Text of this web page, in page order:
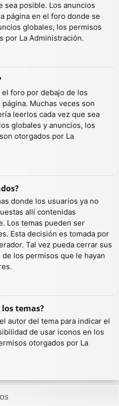
sea posible. Los anuncios
página en el foro donde se
globales, los permisos
por La Administración.
foro por debajo de los
Muchas veces son
leerlos cada vez que sea
globales y anuncios, los
otorgados por La
donde los usuarios ya no
allí contenidas
Los temas pueden ser
Esta decisión es tomada por
Tal vez pueda cerrar sus
los permisos que le hayan
temas?
autor del tema para indicar el
de usar iconos en los
otorgados por La